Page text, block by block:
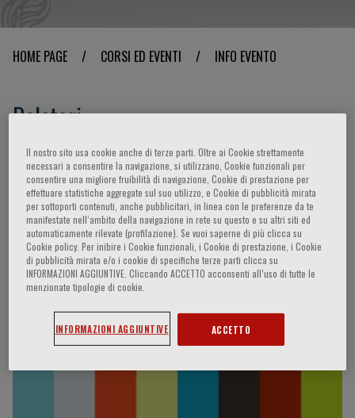
HOME PAGE / CORSI ED EVENTI / INFO EVENTO
Relatori
- -,Leong Jern-Lin,Denneny III James C.,
Fokkens Wytske,Angkoon Anuwong,Mullol
Joaquim,Luong Amber,Liu Stanley Yung,De
Vries Nico,Song Tar Toh,Kimihiro Okubo,
Craig Kern Robert,Chang‐Hoon Kim,Fook Tim
Chew,De Yun Wang, Ryan Matthew
Video Interviste
Il nostro sito usa cookie anche di terze parti. Oltre ai Cookie strettamente
necessari a consentire la navigazione, si utilizzano, Cookie funzionali per
consentire una migliore fruibilità di navigazione, Cookie di prestazione per
effettuare statistiche aggregate sul suo utilizzo, e Cookie di pubblicità mirata
per sottoporti contenuti, anche pubblicitari, in linea con le preferenze da te
manifestate nell‘ambito della navigazione in rete su questo e su altri siti ed
automaticamente rilevate (profilazione). Se vuoi saperne di più clicca su
Cookie policy. Per inibire i Cookie funzionali, i Cookie di prestazione, i Cookie
di pubblicità mirata e/o i cookie di specifiche terze parti clicca su
INFORMAZIONI AGGIUNTIVE. Cliccando ACCETTO acconsenti all’uso di tutte le
menzionate tipologie di cookie.
INFORMAZIONI AGGIUNTIVE ACCETTO